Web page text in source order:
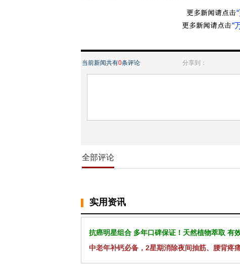
“
当前新闻共有0条评论 分享到：
全部评论
实用资讯
抗癌明星组合 多年口碑保证！天然植物萃取 有
中老年补钙必备，2星期消除夜间抽筋、腰背疼